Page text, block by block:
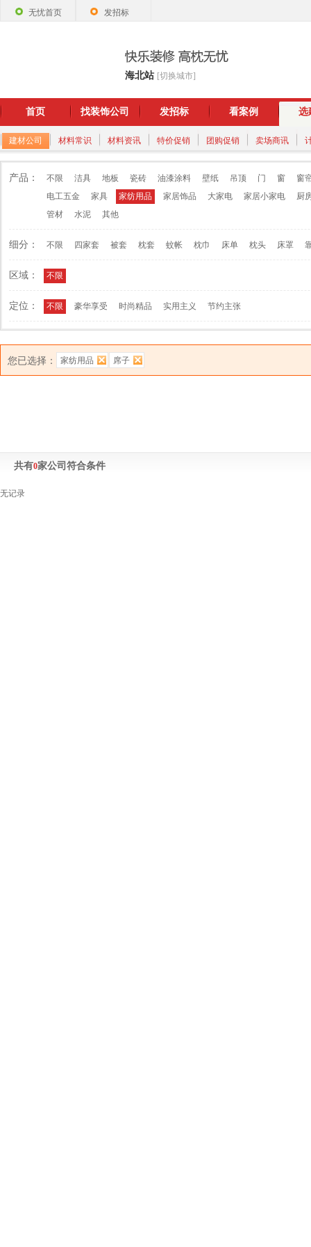
无忧首页 发招标
海北站 [切换城市]
首页 找装饰公司 发招标 看案例 选
建材公司 材料常识 材料资讯 特价促销 团购促销 卖场商讯
产品： 不限 洁具 地板 瓷砖 油漆涂料 壁纸 吊顶 门 窗
窗
电工五金
家具 家纺用品 家居饰品 大家电 家居小家电
厨
管材
水泥 其他
细分： 不限 四家套 被套 枕套 蚊帐 枕巾 床单 枕头 床罩
区域： 不限
定位： 不限 豪华享受 时尚精品 实用主义 节约主张
您已选择： 家纺用品 席子
共有0家公司符合条件
无记录